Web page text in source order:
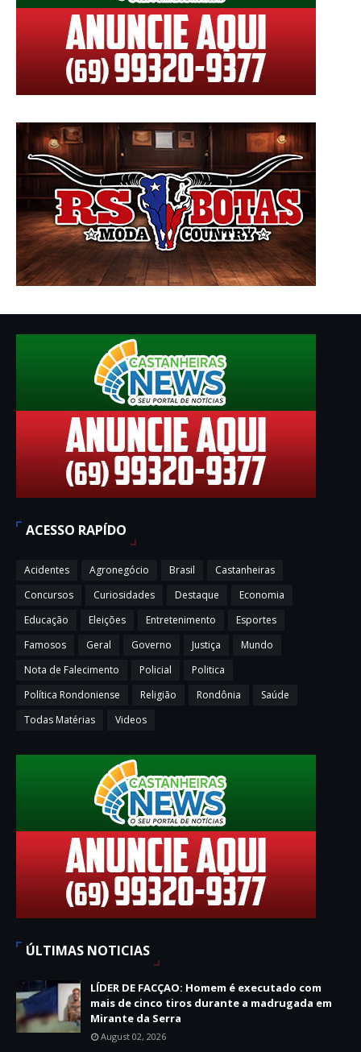
ACESSO RAPÍDO
Acidentes Agronegócio Brasil
Castanheiras
Concursos
Curiosidades Destaque
Economia
Educação
Eleições Entretenimento
Esportes
Famosos
Geral Governo Justiça
Mundo
Nota de Falecimento
Policial
Politica
Política Rondoniense
Religião Rondônia
Saúde
Todas Matérias
Videos
ÚLTIMAS NOTICIAS
LÍDER DE FACÇAO: Homem é executado com
mais de cinco tiros durante a madrugada em
Mirante da Serra
August 02, 2026